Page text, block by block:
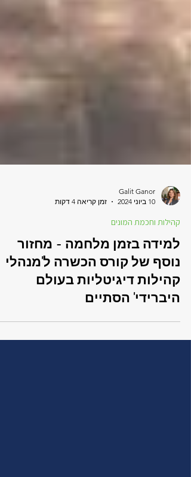
Galit Ganor
קהילות וחכמת המונים
למידה בזמן מלחמה - מחזור
נוסף של קורס הכשרה ל'מנהלי
קהילות דיגיטליות בעולם
היברידי' הסתיים